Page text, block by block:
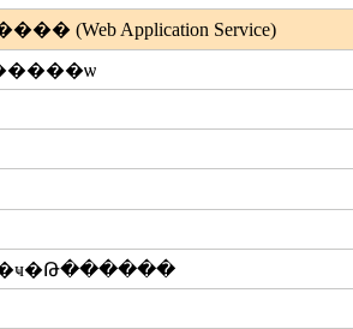
Application Service)